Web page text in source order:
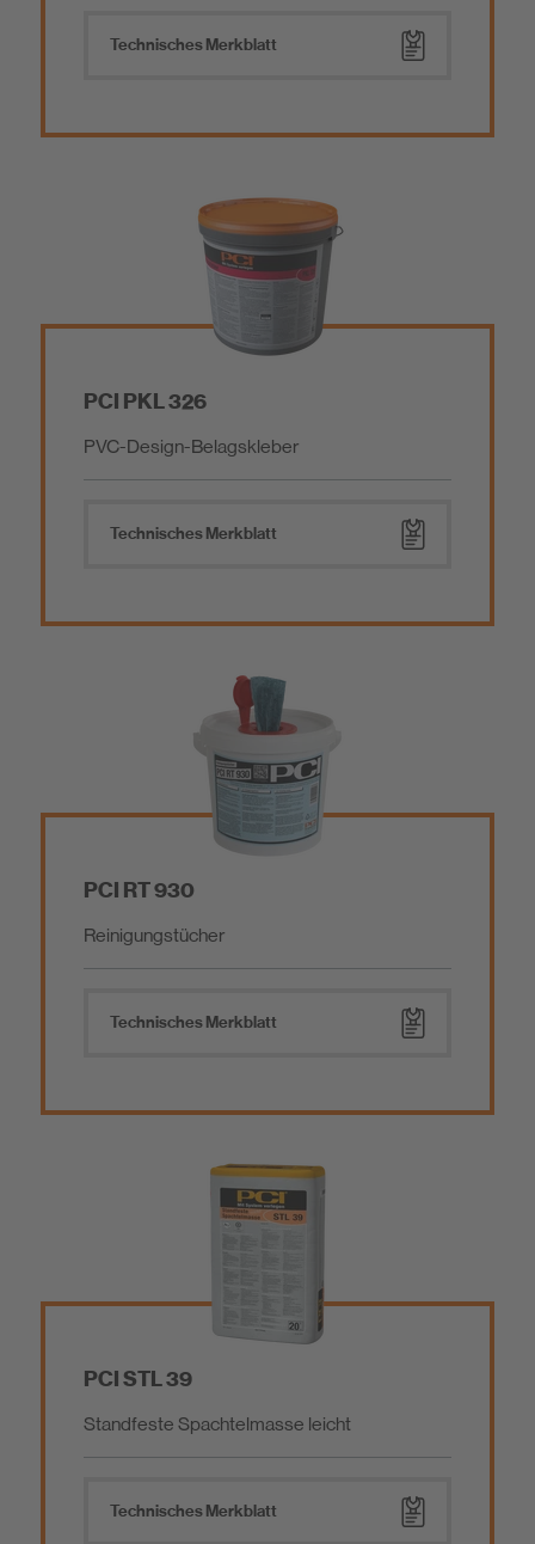
Technisches Merkblatt
PCI PKL 326
PVC-Design-Belagskleber
Technisches Merkblatt
PCI RT 930
Reinigungstücher
Technisches Merkblatt
PCI STL 39
Standfeste Spachtelmasse leicht
Technisches Merkblatt